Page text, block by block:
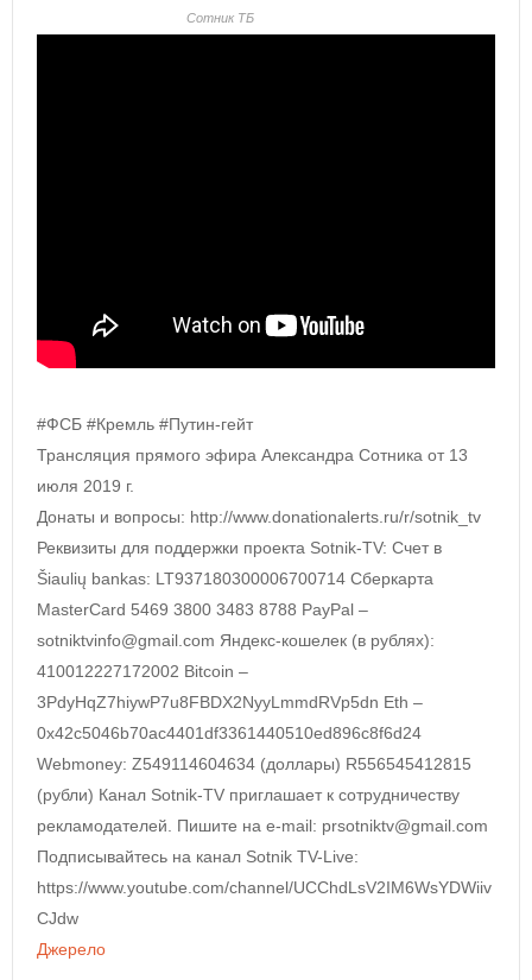
Сотник ТБ
#ФСБ #Кремль #Путин-гейт
Трансляция прямого эфира Александра Сотника от 13
июля 2019 г.
Донаты и вопросы: http://www.donationalerts.ru/r/sotnik_tv
Реквизиты для поддержки проекта Sotnik-TV: Счет в
Šiaulių bankas: LT937180300006700714 Сберкарта
MasterCard 5469 3800 3483 8788 PayPal –
sotniktvinfo@gmail.com Яндекс-кошелек (в рублях):
410012227172002 Bitcoin –
3PdyHqZ7hiywP7u8FBDX2NyyLmmdRVp5dn Eth –
0x42c5046b70ac4401df3361440510ed896c8f6d24
Webmoney: Z549114604634 (доллары) R556545412815
(рубли) Канал Sotnik-TV приглашает к сотрудничеству
рекламодателей. Пишите на e-mail: prsotniktv@gmail.com
Подписывайтесь на канал Sotnik TV-Live:
https://www.youtube.com/channel/UCChdLsV2IM6WsYDWiiv
CJdw
Джерело